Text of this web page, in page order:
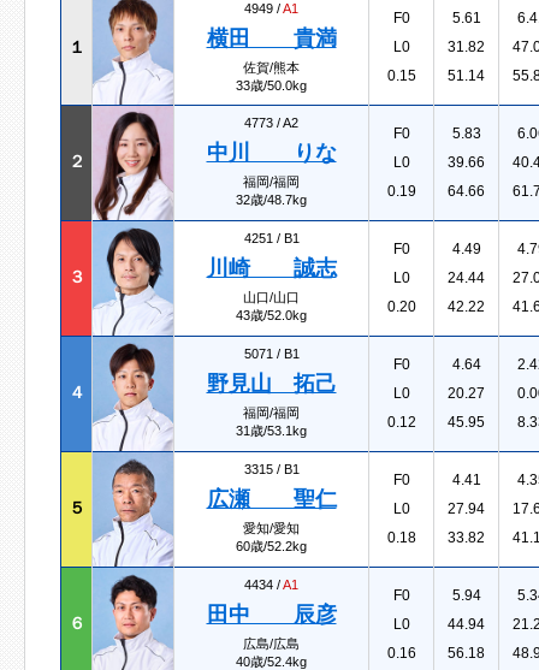
１
4949 /A1
横田 貴満
佐賀/熊本
33歳/50.0kg
F0
L0
0.15
5.61
31.82
51.14
２
4773 /A2
中川 りな
福岡/福岡
32歳/48.7kg
F0
L0
0.19
5.83
39.66
64.66
３
4251 / B1
川崎 誠志
山口/山口
43歳/52.0kg
F0
L0
0.20
4.49
24.44
42.22
４
5071 / B1
野見山 拓己
福岡/福岡
31歳/53.1kg
F0
L0
0.12
4.64
20.27
45.95
５
3315 / B1
広瀬 聖仁
愛知/愛知
60歳/52.2kg
F0
L0
0.18
4.41
27.94
33.82
６
4434 /A1
田中 辰彦
広島/広島
40歳/52.4kg
F0
L0
0.16
5.94
44.94
56.18